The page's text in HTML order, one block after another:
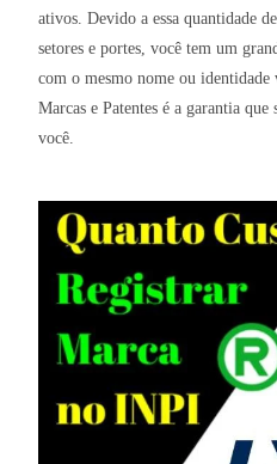
ativos. Devido a essa quantidade
setores e portes, você tem um
com o mesmo nome ou
Marcas e Patentes é a garantia
você.